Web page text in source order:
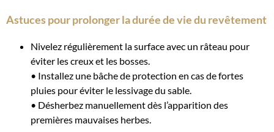
Astuces pour prolonger la durée de vie du revêtement
Nivelez régulièrement la surface avec un râteau pour
éviter les creux et les bosses.
• Installez une bâche de protection en cas de fortes
pluies pour éviter le lessivage du sable.
• Désherbez manuellement dès l’apparition des
premières mauvaises herbes.